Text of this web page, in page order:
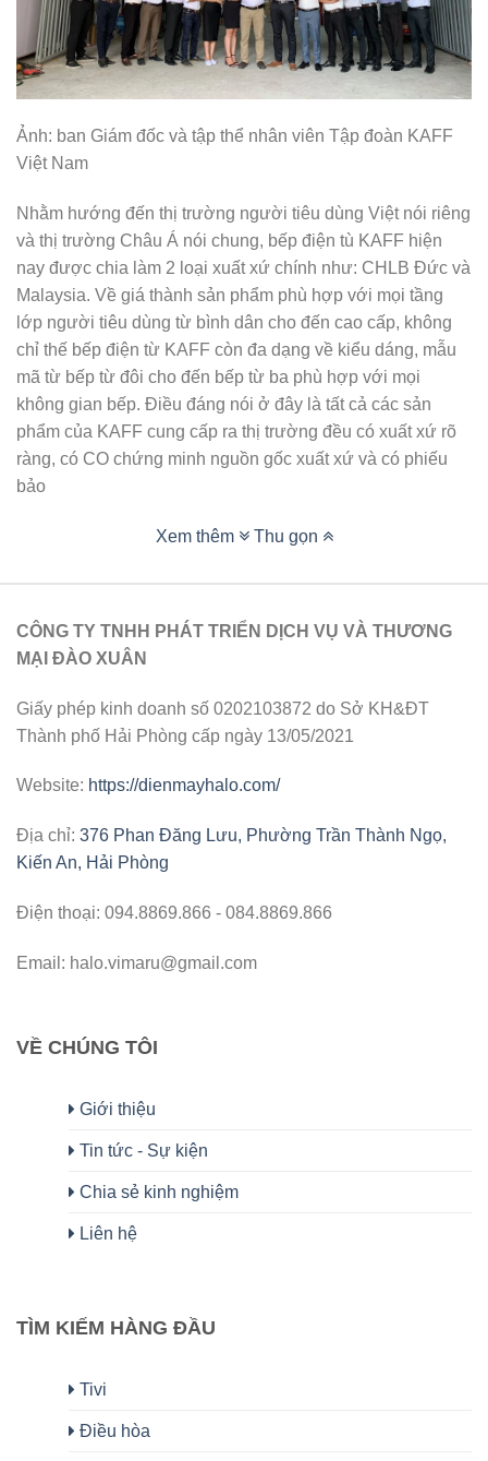
Ảnh: ban Giám đốc và tập thể nhân viên Tập đoàn KAFF
Việt Nam
Nhằm hướng đến thị trường người tiêu dùng Việt nói riêng
và thị trường Châu Á nói chung, bếp điện tù KAFF hiện
nay được chia làm 2 loại xuất xứ chính như: CHLB Đức và
Malaysia. Về giá thành sản phẩm phù hợp với mọi tầng
lớp người tiêu dùng từ bình dân cho đến cao cấp, không
chỉ thế bếp điện từ KAFF còn đa dạng về kiểu dáng, mẫu
mã từ bếp từ đôi cho đến bếp từ ba phù hợp với mọi
không gian bếp. Điều đáng nói ở đây là tất cả các sản
phẩm của KAFF cung cấp ra thị trường đều có xuất xứ rõ
ràng, có CO chứng minh nguồn gốc xuất xứ và có phiếu
bảo
Xem thêm Thu gọn
CÔNG TY TNHH PHÁT TRIỂN DỊCH VỤ VÀ THƯƠNG
MẠI ĐÀO XUÂN
Giấy phép kinh doanh số 0202103872 do Sở KH&ĐT
Thành phố Hải Phòng cấp ngày 13/05/2021
Website: https://dienmayhalo.com/
Địa chỉ: 376 Phan Đăng Lưu, Phường Trần Thành Ngọ,
Kiến An, Hải Phòng
Điện thoại: 094.8869.866 - 084.8869.866
Email: halo.vimaru@gmail.com
VỀ CHÚNG TÔI
Giới thiệu
Tin tức - Sự kiện
Chia sẻ kinh nghiệm
Liên hệ
TÌM KIẾM HÀNG ĐẦU
Tivi
Điều hòa